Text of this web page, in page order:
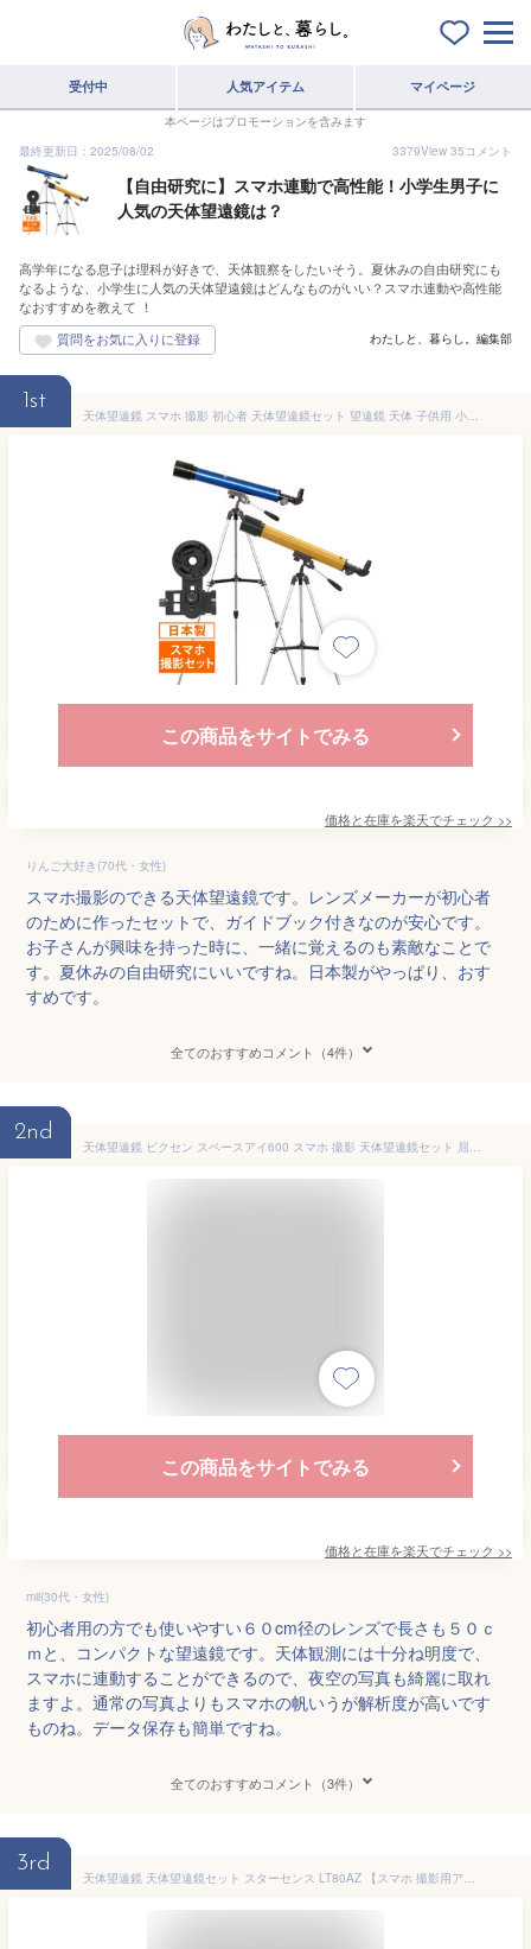
受付中 人気アイテム マイページ
本ページはプロモーションを含みます
最終更新日：2025/08/02
3379View 35コメント
【自由研究に】スマホ連動で高性能！小学生男子に
人気の天体望遠鏡は？
高学年になる息子は理科が好きで、天体観察をしたいそう。夏休みの自由研究にも
なるような、小学生に人気の天体望遠鏡はどんなものがいい？スマホ連動や高性能
なおすすめを教えて ！
わたしと、暮らし。編集部
1st
天体望遠鏡 スマホ 撮影 初心者 天体望遠鏡セット 望遠鏡 天体 子供用 小学生 レグルス60 天体ガイドブック付き 日本製 口径60mm カメラアダプター 屈折式 おすすめ 入門 入学祝い
この商品をサイトでみる
価格と在庫を楽天でチェック >>
りんご大好き(70代・女性)
スマホ撮影のできる天体望遠鏡です。レンズメーカーが初心者
のために作ったセットで、ガイドブック付きなのが安心です。
お子さんが興味を持った時に、一緒に覚えるのも素敵なことで
す。夏休みの自由研究にいいですね。日本製がやっぱり、おす
すめです。
全てのおすすめコメント（4件）
2nd
天体望遠鏡 ビクセン スペースアイ600 スマホ 撮影 天体望遠鏡セット 屈折式 赤道儀 経緯台 アクロマートレンズ 初心者用 VIXEN SPACE EYE スマホアダプター 携帯 子供 おすすめ 入門 入学祝い ホワイト
この商品をサイトでみる
価格と在庫を楽天でチェック >>
mii(30代・女性)
初心者用の方でも使いやすい６０cm径のレンズで長さも５０ｃ
ｍと、コンパクトな望遠鏡です。天体観測には十分ね明度で、
スマホに連動することができるので、夜空の写真も綺麗に取れ
ますよ。通常の写真よりもスマホの帆いうが解析度が高いです
ものね。データ保存も簡単ですね。
全てのおすすめコメント（3件）
3rd
天体望遠鏡 天体望遠鏡セット スターセンス LT80AZ 【スマホ 撮影用アダプター付】 ビクセン 初心者 子供 小学生 天体観測